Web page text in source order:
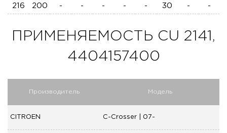
216 200 - - - - - 30 - -
ПРИМЕНЯЕМОСТЬ CU 2141,
4404157400
Производитель Модель
CITROEN C-Crosser | 07-